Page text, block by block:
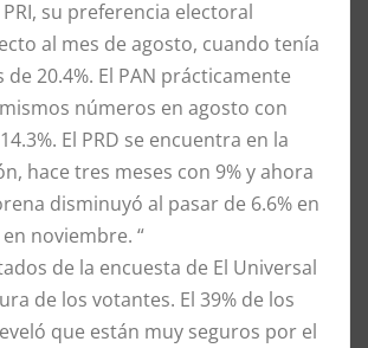
PRI, su preferencia electoral
al mes de agosto, cuando tenía
de 20.4%. El PAN prácticamente
números en agosto con
El PRD se encuentra en la
hace tres meses con 9% y ahora
disminuyó al pasar de 6.6% en
noviembre. “
de la encuesta de El Universal
de los votantes. El 39% de los
que están muy seguros por el